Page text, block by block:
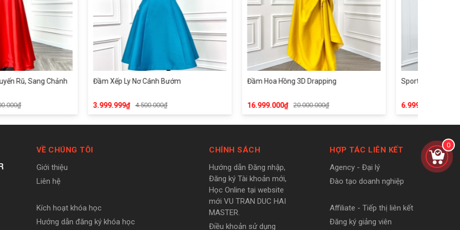
Đầm Xếp Ly Nơ Cánh Bướm
4.500.000₫
Đầm Hoa Hồng 3D Drapping
20.000.000₫
Sport Corset 2
9.000.000₫
VỀ CHÚNG TÔI
Giới thiệu
Liên hệ
Kích hoạt khóa học
Hướng dẫn đăng ký khóa học
CHÍNH SÁCH
Hướng dẫn Đăng nhập,
Đăng ký Tài khoản mới,
Học Online tại website
mới VU TRAN DUC HAI
MASTER.
Điều khoản sử dụng
HỢP TÁC LIÊN KẾT
Agency - Đại lý
Đào tạo doanh nghiệp
Affiliate - Tiếp thị liên kết
Đăng ký giảng viên
0